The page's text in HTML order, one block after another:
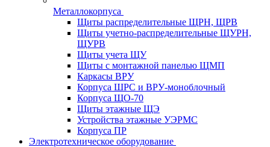
Металлокорпуса
Щиты распределительные ЩРН, ЩРВ
Щиты учетно-распределительные ЩУРН,
ЩУРВ
Щиты учета ЩУ
Щиты с монтажной панелью ЩМП
Каркасы ВРУ
Корпуса ШРС и ВРУ-моноблочный
Корпуса ЩО-70
Щиты этажные ЩЭ
Устройства этажные УЭРМС
Корпуса ПР
Электротехническое оборудование